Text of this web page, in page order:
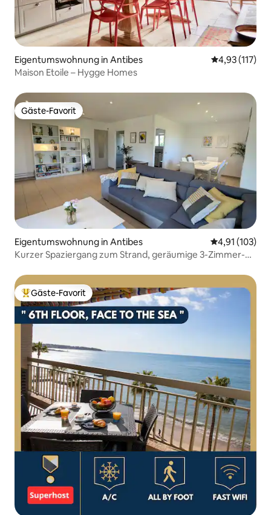
Eigentumswohnung in Antibes
4,93 (117)
Maison Etoile – Hygge Homes
Gäste-Favorit
Gäste-Favorit
Eigentumswohnung in Antibes
4,91 (103)
Kurzer Spaziergang zum Strand, geräumige 3-Zimmer-
Beliebter Gäste-Favorit.
Gäste-Favorit